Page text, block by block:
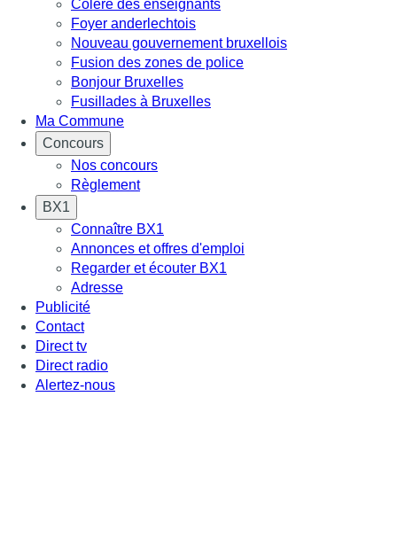
Colère des enseignants
Foyer anderlechtois
Nouveau gouvernement bruxellois
Fusion des zones de police
Bonjour Bruxelles
Fusillades à Bruxelles
Ma Commune
Concours
Nos concours
Règlement
BX1
Connaître BX1
Annonces et offres d'emploi
Regarder et écouter BX1
Adresse
Publicité
Contact
Direct tv
Direct radio
Alertez-nous